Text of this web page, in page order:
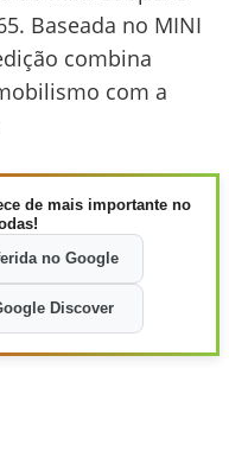
Baseada no MINI
combina
com a
de mais importante no
no Google
Discover